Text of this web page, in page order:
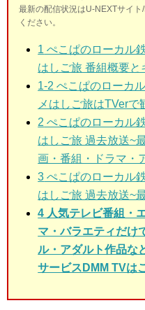
最新の配信状況はU-NEXTサイ
ください。
1 ぺこぱのローカル
はしご旅 番組概要と
1-2 ぺこぱのローカ
メはしご旅はTVerで
2 ぺこぱのローカル
はしご旅 過去放送~
画・番組・ドラマ・
3 ぺこぱのローカル
はしご旅 過去放送~
4 人気テレビ番組・
マ・バラエティだけ
ル・アダルト作品な
サービスDMM TVは